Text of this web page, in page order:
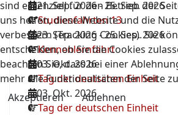
21. Sep. 2026-25. Sep. 2026
Studienfahrten 13
23. Sep. 2026-25. Sep. 2026
Kennenlernfahrt
03. Okt. 2026
Tag der deutschen Einheit
03. Okt. 2026
Tag der deutschen Einheit
sind essenziell für den Betrieb der
uns helfen, diese Website und die
verbessern (Tracking Cookies). Sie
entscheiden, ob Sie die Cookies
beachten Sie, dass bei einer
mehr alle Funktionalitäten der Seite
Akzeptieren
Ablehnen